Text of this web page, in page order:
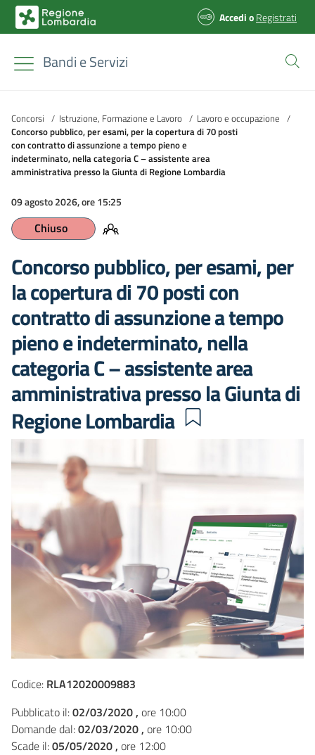
AccedioRegistrati
Bandi e Servizi
Concorsi / Istruzione, Formazione e Lavoro / Lavoro e occupazione /
Concorso pubblico, per esami, per la copertura di 70 posti
con contratto di assunzione a tempo pieno e
indeterminato, nella categoria C – assistente area
amministrativa presso la Giunta di Regione Lombardia
09 agosto 2026, ore 15:25
Chiuso
Concorso pubblico, per esami, per
la copertura di 70 posti con
contratto di assunzione a tempo
pieno e indeterminato, nella
categoria C – assistente area
amministrativa presso la Giunta di
Regione Lombardia
Codice: RLA12020009883
Pubblicato il:02/03/2020 , ore 10:00
Domande dal:02/03/2020 , ore 10:00
Scade il:05/05/2020 , ore 12:00